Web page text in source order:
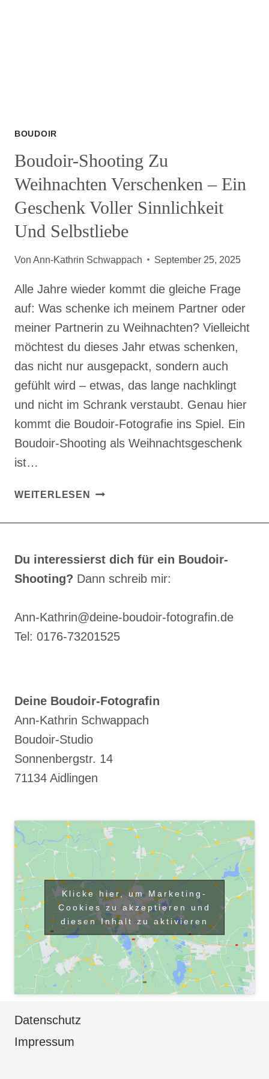
BOUDOIR
Boudoir-Shooting Zu
Weihnachten Verschenken – Ein
Geschenk Voller Sinnlichkeit
Und Selbstliebe
Von Ann-Kathrin Schwappach September 25, 2025
Alle Jahre wieder kommt die gleiche Frage
auf: Was schenke ich meinem Partner oder
meiner Partnerin zu Weihnachten? Vielleicht
möchtest du dieses Jahr etwas schenken,
das nicht nur ausgepackt, sondern auch
gefühlt wird – etwas, das lange nachklingt
und nicht im Schrank verstaubt. Genau hier
kommt die Boudoir-Fotografie ins Spiel. Ein
Boudoir-Shooting als Weihnachtsgeschenk
ist…
WEITERLESEN
BOUDOIR-
ZU
–
EIN
VOLLER
UND
Du interessierst dich für ein Boudoir-
Shooting? Dann schreib mir:
Ann-Kathrin@deine-boudoir-fotografin.de
Tel: 0176-73201525
Deine Boudoir-Fotografin
Ann-Kathrin Schwappach
Boudoir-Studio
Sonnenbergstr. 14
71134 Aidlingen
Klicke hier, um Marketing-
Cookies zu akzeptieren und
diesen Inhalt zu aktivieren
Datenschutz
Impressum